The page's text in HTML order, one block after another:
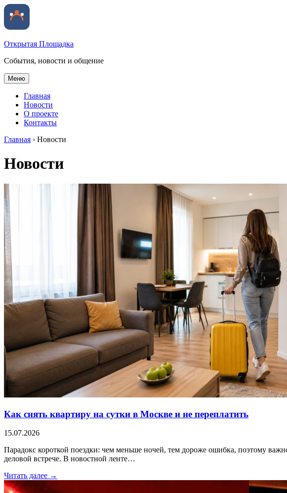
Открытая Площадка
События, новости и общение
Меню
Главная
Новости
О проекте
Контакты
Главная › Новости
Новости
Как снять квартиру на сутки в Москве и не переплатить
15.07.2026
Парадокс короткой поездки: чем меньше ночей, тем дороже ошибка, поэтому
деловой встрече. В новостной ленте…
Читать далее →